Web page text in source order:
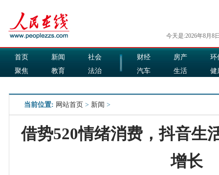
今天是:2026年8月8
首页 新闻
社会
聚焦
教育
法治
财经 房产
环
汽车
生活
健
当前位置: 网站首页 > 新闻 >
借势520情绪消费，抖音生
增长